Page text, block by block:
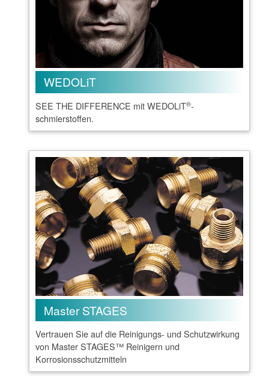
WEDOLiT
SEE THE DIFFERENCE mit WEDOLiT®-
schmierstoffen.
Master STAGES
Vertrauen Sie auf die Reinigungs- und Schutzwirkung
von Master STAGES™ Reinigern und
Korrosionsschutzmitteln